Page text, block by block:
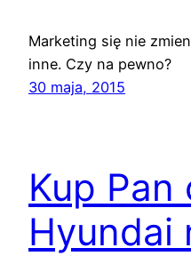
Marketing się nie
inne. Czy na pewno?
30 maja, 2015
Kup Pan
Hyundai